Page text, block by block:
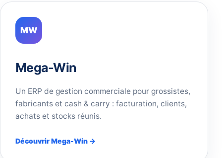
MW
Mega-Win
Un ERP de gestion commerciale pour grossistes,
fabricants et cash & carry : facturation, clients,
achats et stocks réunis.
Découvrir Mega-Win →